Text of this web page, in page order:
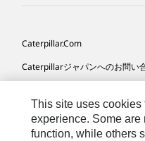
Caterpillar.com
Caterpillarジャパンへのお問い
サイト･マップ
Cookie Settings
This site uses cookies
experience. Some are
function, while others